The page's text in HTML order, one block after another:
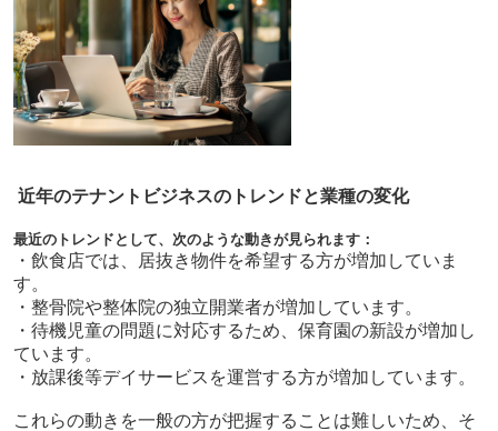
近年のテナントビジネスのトレンドと業種の変化
最近のトレンドとして、次のような動きが見られます：
・飲食店では、居抜き物件を希望する方が増加していま
す。
・整骨院や整体院の独立開業者が増加しています。
・待機児童の問題に対応するため、保育園の新設が増加し
ています。
・放課後等デイサービスを運営する方が増加しています。
これらの動きを一般の方が把握することは難しいため、そ